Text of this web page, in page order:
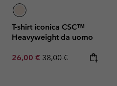
T-shirt iconica CSC™
Heavyweight da uomo
Sale price:
26,00 € Regular price:
38,00 €